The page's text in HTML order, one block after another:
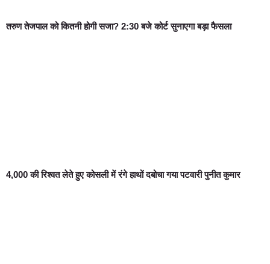
तरुण तेजपाल को कितनी होगी सजा? 2:30 बजे कोर्ट सुनाएगा बड़ा फैसला
4,000 की रिश्वत लेते हुए कोसली में रंगे हाथों दबोचा गया पटवारी पुनीत कुमार